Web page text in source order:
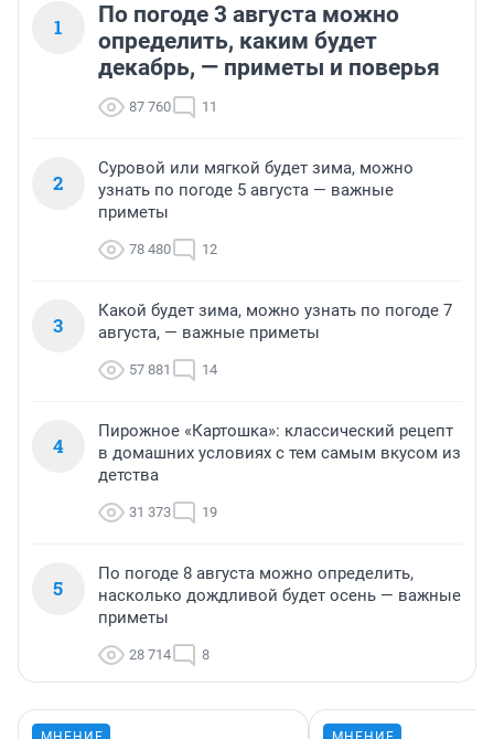
1
По погоде 3 августа можно
определить, каким будет
декабрь, — приметы и поверья
87 760 11
2
Суровой или мягкой будет зима, можно
узнать по погоде 5 августа — важные
приметы
78 480 12
3
Какой будет зима, можно узнать по погоде 7
августа, — важные приметы
57 881 14
4
Пирожное «Картошка»: классический рецепт
в домашних условиях с тем самым вкусом из
детства
31 373 19
5
По погоде 8 августа можно определить,
насколько дождливой будет осень — важные
приметы
28 714 8